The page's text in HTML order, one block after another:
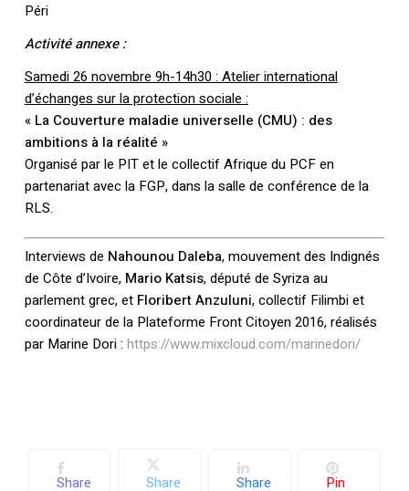
Péri
Activité annexe :
Samedi 26 novembre 9h-14h30 : Atelier international
d’échanges sur la protection sociale :
« La Couverture maladie universelle (CMU) : des
ambitions à la réalité »
Organisé par le PIT et le collectif Afrique du PCF en
partenariat avec la FGP, dans la salle de conférence de la
RLS.
Interviews de Nahounou Daleba, mouvement des Indignés
de Côte d’Ivoire, Mario Katsis, député de Syriza au
parlement grec, et Floribert Anzuluni, collectif Filimbi et
coordinateur de la Plateforme Front Citoyen 2016, réalisés
par Marine Dori : https://www.mixcloud.com/marinedori/
Share Share Share Pin